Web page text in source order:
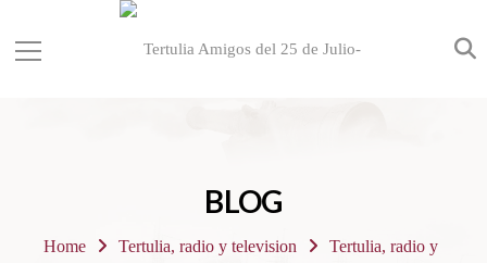
BLOG
Home Tertulia, radio y television
Tertulia, radio y